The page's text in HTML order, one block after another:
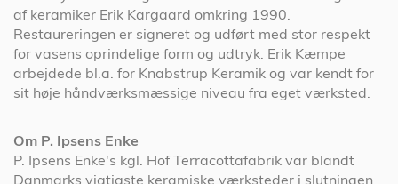
af keramiker Erik Kargaard omkring 1990.
Restaureringen er signeret og udført med stor respekt
for vasens oprindelige form og udtryk. Erik Kæmpe
arbejdede bl.a. for Knabstrup Keramik og var kendt for
sit høje håndværksmæssige niveau fra eget værksted.
Om P. Ipsens Enke
P. Ipsens Enke's kgl. Hof Terracottafabrik var blandt
Danmarks vigtigste keramiske værksteder i slutningen